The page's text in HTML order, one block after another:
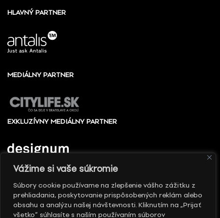
Vážime si vaše súkromie
Súbory cookie používame na zlepšenie vášho zážitku z
prehliadania, poskytovanie prispôsobených reklám alebo
obsahu a analýzu našej návštevnosti. Kliknutím na „Prijať
všetko“ súhlasíte s naším používaním súborov
HLAVNÝ PARTNER
MEDIÁLNY PARTNER
EXKLUZÍVNY MEDIÁLNY PARTNER
© 2010 - 2026 Slovenské centrum dizajnu, Všetky
práva vyhradené